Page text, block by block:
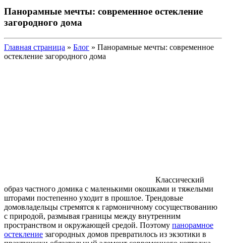
Панорамные мечты: современное остекление
загородного дома
Главная страница » Блог » Панорамные мечты: современное
остекление загородного дома
Классический
образ частного домика с маленькими окошками и тяжелыми
шторами постепенно уходит в прошлое. Трендовые
домовладельцы стремятся к гармоничному сосуществованию
с природой, размывая границы между внутренним
пространством и окружающей средой. Поэтому панорамное
остекление загородных домов превратилось из экзотики в